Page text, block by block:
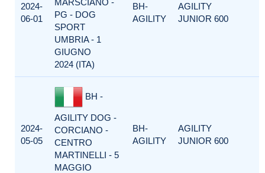
2024-
06-01
MARSCIANO -
PG - DOG
SPORT
UMBRIA - 1
GIUGNO
2024 (ITA)
BH-
AGILITY
AGILITY
JUNIOR 600
2024-
05-05
BH -
AGILITY DOG -
CORCIANO -
CENTRO
MARTINELLI - 5
MAGGIO
BH-
AGILITY
AGILITY
JUNIOR 600